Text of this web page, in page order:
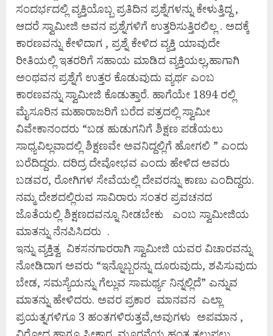
ಸಂದರ್ಭದಲ್ಲಿ ವ್ಯಕ್ತಿಯೊಬ್ಬ ಪ್ರತಿದಿನ ಪ್ರಶ್ನೆಗಳನ್ನು ಕೇಳುತ್ತಿದ್ದ ,
ಆದರೆ ಸ್ವಾಮೀಜಿ ಅವನ ಪ್ರಶ್ನೆಗಳಿಗೆ ಉತ್ತರಿಸುತ್ತಿರಲಿಲ್ಲ . ಅದಕ್ಕೆ
ಕಾರಣವನ್ನು ಕೇಳಿದಾಗ , ಪ್ರಶ್ನೆ ಕೇಳಿದ ವ್ಯಕ್ತಿ ಯಾವುದೇ
ರೀತಿಯಲ್ಲಿ ಇತರರಿಗೆ ಸಹಾಯ ಮಾಡಿದ ವ್ಯಕ್ತಿಯಲ್ಲ,ಹಾಗಾಗಿ
ಅಂಥವನ ಪ್ರಶ್ನೆಗೆ ಉತ್ತರ ಕೊಡುವುದು ವ್ಯರ್ಥ ಎಂಬ
ಕಾರಣವನ್ನು ಸ್ವಾಮೀಜಿ ಕೊಡುತ್ತಾರೆ. ಹಾಗೆಯೇ 1894 ರಲ್ಲಿ
ಮೈಸೂರಿನ ಮಹಾರಾಜರಿಗೆ ಬರೆದ ಪತ್ರದಲ್ಲಿ ಸ್ವಾಮೀ
ವಿವೇಕಾನಂದರು “ಬಡ ಹುಡುಗನಿಗೆ ಶಿಕ್ಷಣ ಪಡೆಯಲು
ಸಾಧ್ಯವಿಲ್ಲವಾದಲ್ಲಿ ಶಿಕ್ಷಣವೇ ಅವನಿದ್ದಲ್ಲಿಗೆ ಹೋಗಲಿ ” ಎಂದು
ಬರೆದಿದ್ದರು. ದರಿದ್ರ ದೇವೋಭವ ಎಂದು ಹೇಳಿದ ಅವರು
ಬಡವರ, ರೋಗಿಗಳ ಸೇವೆಯಲ್ಲಿ ದೇವರನ್ನು ಕಾಣು ಎಂದಿದ್ದರು.
ನಮ್ಮ ದೇಶದಲ್ಲಿರುವ ಸಾವಿರಾರು ಸಂತರ ಪ್ರವಚನದ
ಜೊತೆಯಲ್ಲಿ ಶಿಕ್ಷಣದವನ್ನೂ ನೀಡಬೇಕು ಎಂಬ ಸ್ವಾಮೀಜಿಯ
ಮಾತನ್ನು ನೆನಪಿಸಿದರು .
ಇನ್ನು ವ್ಯಕ್ತಿತ್ವ ವಿಕಸನಗಾರರಾಗಿ ಸ್ವಾಮೀಜಿ ಯವರ ವಿಚಾರವನ್ನು
ನೋಡಿದಾಗ ಅವರು “ಇನ್ನೊಬ್ಬರನ್ನು ದೂರುವುದು, ಶಪಿಸುವುದು
ಬೇಡ, ಸಮಸ್ಯೆಯನ್ನು ಗೆಲ್ಲುವ ಸಾಮರ್ಥ್ಯ ನಿನ್ನಲ್ಲಿದೆ” ಎನ್ನುವ
ಮಾತನ್ನು ಹೇಳಿದರು. ಅವರ ಪ್ರಕಾರ ಮಾನವನ ಎಲ್ಲಾ
ಪ್ರಯತ್ನಗಳಿಗೂ 3 ಹಂತಗಳಿರುತ್ತವೆ,ಅವುಗಳು ಅಪಮಾನ ,